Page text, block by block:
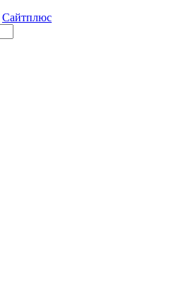
Сайтплюс